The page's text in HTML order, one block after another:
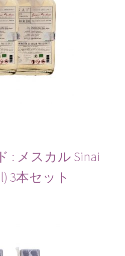
: メスカル Sinai
3本セット